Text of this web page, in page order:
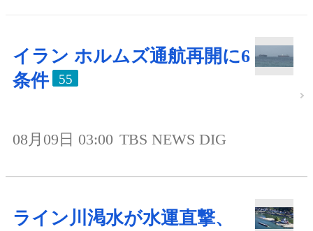
イラン ホルムズ通航再開に6
条件
55
08月09日 03:00 TBS NEWS DIG
ライン川渇水が水運直撃、